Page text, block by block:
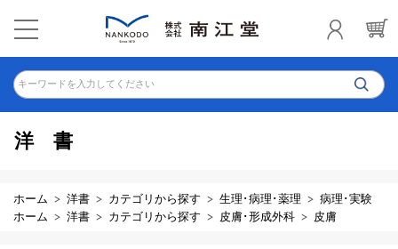
キーワードを入力してください
洋書
ホーム 洋書 カテゴリから探す 生理･病理･薬理
病理･実験
ホーム
洋書 カテゴリから探す 皮膚･形成外科 皮膚